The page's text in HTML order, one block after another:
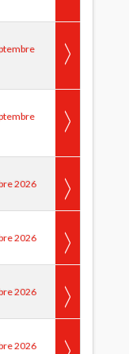
2026
2026
2026
2026